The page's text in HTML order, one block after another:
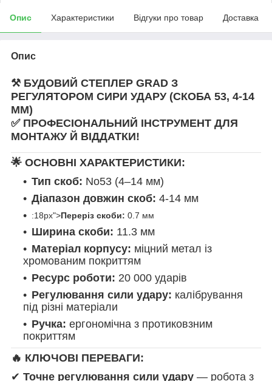
Опис Характеристики Відгуки про товар Доставка
Опис
⚒️ БУДОВИЙ СТЕПЛЕР GRAD З
РЕГУЛЯТОРОМ СИРИ УДАРУ (СКОБА 53, 4-14
ММ)
✅ ПРОФЕСІОНАЛЬНИЙ ІНСТРУМЕНТ ДЛЯ
МОНТАЖУ Й ВІДДАТКИ!
🌟 ОСНОВНІ ХАРАКТЕРИСТИКИ:
Тип скоб: No53 (4–14 мм)
Діапазон довжин скоб: 4-14 мм
:18px">Переріз скоби: 0.7 мм
Ширина скоби: 11.3 мм
Матеріал корпусу: міцний метал із
хромованим покриттям
Ресурс роботи: 20 000 ударів
Регулювання сили удару: калібрування
під різні матеріали
Ручка: ергономічна з протиковзним
покриттям
🔥 КЛЮЧОВІ ПЕРЕВАГИ:
✔ Точне регулювання сили удару — робота з